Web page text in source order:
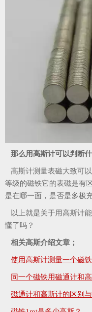
那么用高斯计可以判断什
高斯计测量表磁大致可
等级的磁铁它的表磁是有
是在哪一面，是否是多极
以上就是关于用高斯计
懂了吗？
相关高斯介绍文章；
使用高斯计测量一个磁
同一个磁铁用磁通计和
磁通计和高斯计的区别